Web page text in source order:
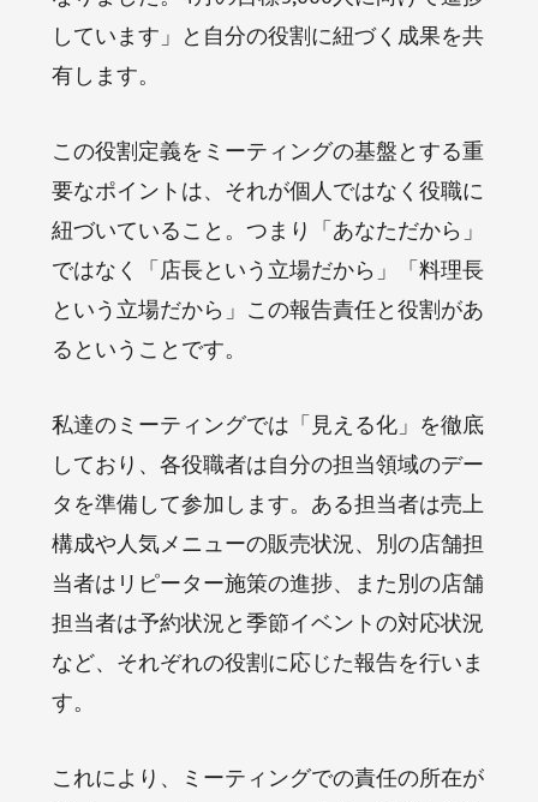
しています」と自分の役割に紐づく成果を共
有します。
この役割定義をミーティングの基盤とする重
要なポイントは、それが個人ではなく役職に
紐づいていること。つまり「あなただから」
ではなく「店長という立場だから」「料理長
という立場だから」この報告責任と役割があ
るということです。
私達のミーティングでは「見える化」を徹底
しており、各役職者は自分の担当領域のデー
タを準備して参加します。ある担当者は売上
構成や人気メニューの販売状況、別の店舗担
当者はリピーター施策の進捗、また別の店舗
担当者は予約状況と季節イベントの対応状況
など、それぞれの役割に応じた報告を行いま
す。
これにより、ミーティングでの責任の所在が